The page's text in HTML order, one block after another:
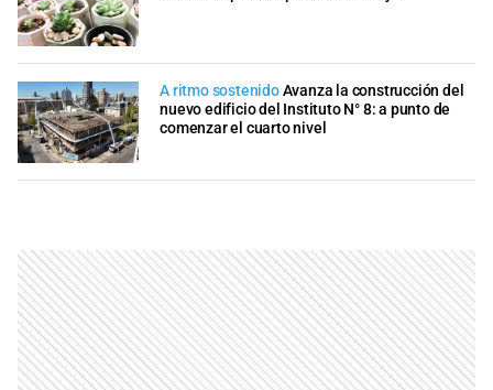
A ritmo sostenidoAvanza la construcción del
nuevo edificio del Instituto N° 8: a punto de
comenzar el cuarto nivel